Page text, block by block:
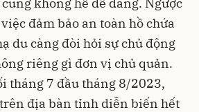
đảm bảo an toàn hồ chứa
du càng đòi hỏi sự chủ động
riêng gì đơn vị chủ quản.
tháng 7 đầu tháng 8/2023,
địa bàn tỉnh diễn biến hết